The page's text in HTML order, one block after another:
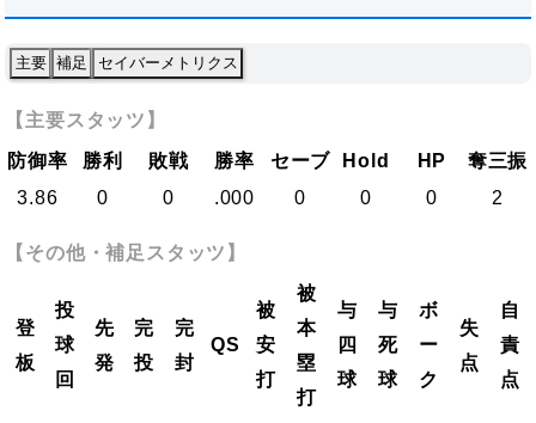
主要 補足 セイバーメトリクス
【主要スタッツ】
防御率
勝利 敗戦 勝率 セーブ Hold HP
奪三振
3.86
0 0 .000 0 0 0 2
【その他・補足スタッツ】
登
板
投
球
回
先
発
完
投
完
封
QS
被
安
打
被
本
塁
打
与
四
球
与
死
球
ボ
ー
ク
失
点
自
責
点